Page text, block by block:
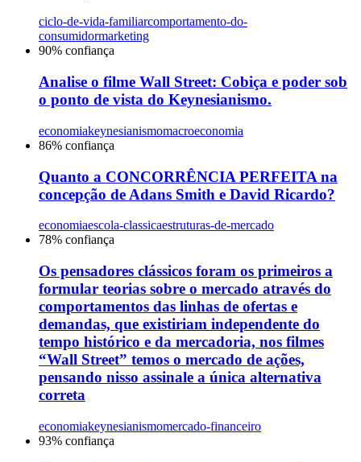
ciclo-de-vida-familiarcomportamento-do-
consumidormarketing
90% confiança
Analise o filme Wall Street: Cobiça e poder sob
o ponto de vista do Keynesianismo.
economiakeynesianismomacroeconomia
86% confiança
Quanto a CONCORRÊNCIA PERFEITA na
concepção de Adans Smith e David Ricardo?
economiaescola-classicaestruturas-de-mercado
78% confiança
Os pensadores clássicos foram os primeiros a
formular teorias sobre o mercado através do
comportamentos das linhas de ofertas e
demandas, que existiriam independente do
tempo histórico e da mercadoria, nos filmes
“Wall Street” temos o mercado de ações,
pensando nisso assinale a única alternativa
correta
economiakeynesianismomercado-financeiro
93% confiança